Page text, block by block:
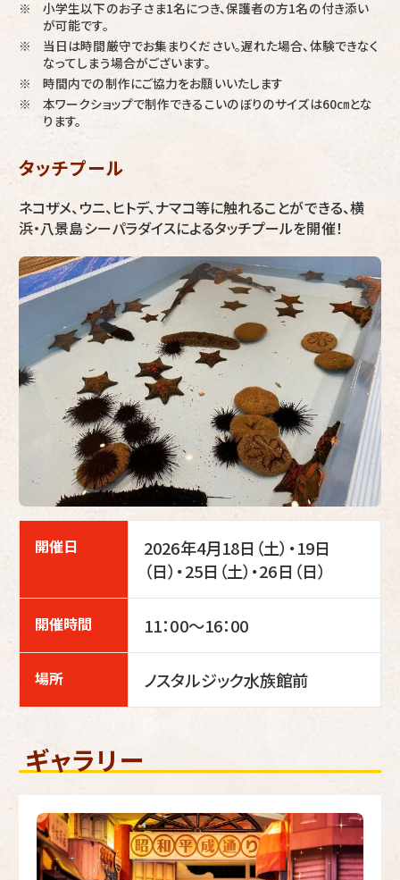
※
小学生以下のお子さま1名につき、保護者の方1名の付き添い
が可能です。
※
当日は時間厳守でお集まりください。遅れた場合、体験できなく
なってしまう場合がございます。
※
時間内での制作にご協力をお願いいたします
※
本ワークショップで制作できるこいのぼりのサイズは60㎝とな
ります。
タッチプール
ネコザメ、ウニ、ヒトデ、ナマコ等に触れることができる、横
浜・八景島シーパラダイスによるタッチプールを開催！
開催日
2026年4月18日（土）・19日
（日）・25日（土）・26日（日）
開催時間 11：00～16：00
場所 ノスタルジック水族館前
ギャラリー